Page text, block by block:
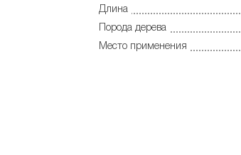
Длина
Порода дерева
Место применения